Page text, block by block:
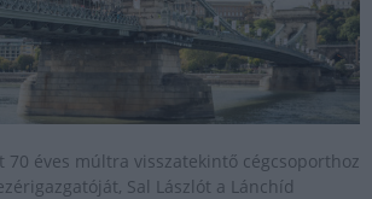
éves múltra visszatekintő cégcsoporthoz
Sal Lászlót a Lánchíd